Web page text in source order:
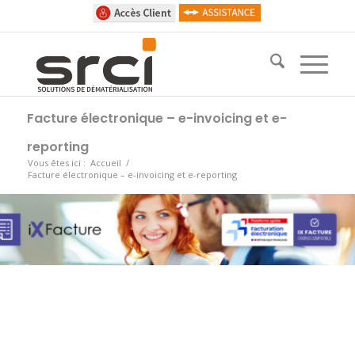
Facture électronique – e-invoicing et e-
reporting
Vous êtes ici : Accueil /
Facture électronique – e-invoicing et e-reporting